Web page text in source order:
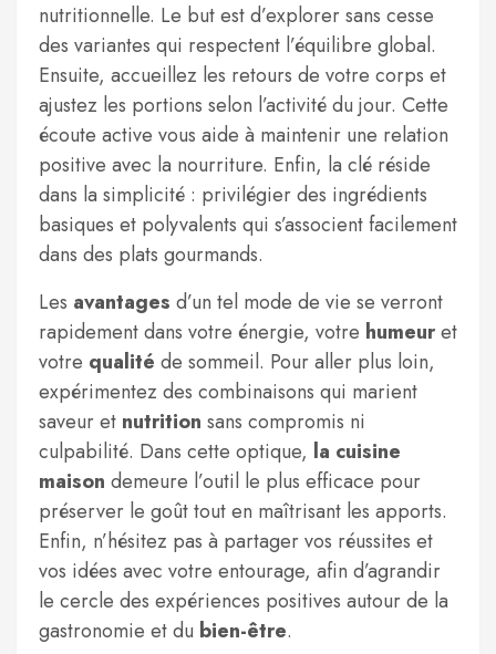
nutritionnelle. Le but est d’explorer sans cesse
des variantes qui respectent l’équilibre global.
Ensuite, accueillez les retours de votre corps et
ajustez les portions selon l’activité du jour. Cette
écoute active vous aide à maintenir une relation
positive avec la nourriture. Enfin, la clé réside
dans la simplicité : privilégier des ingrédients
basiques et polyvalents qui s’associent facilement
dans des plats gourmands.
Les avantages d’un tel mode de vie se verront
rapidement dans votre énergie, votre humeuret
votre qualité de sommeil. Pour aller plus loin,
expérimentez des combinaisons qui marient
saveur et nutrition sans compromis ni
culpabilité. Dans cette optique, la cuisine
maison demeure l’outil le plus efficace pour
préserver le goût tout en maîtrisant les apports.
Enfin, n’hésitez pas à partager vos réussites et
vos idées avec votre entourage, afin d’agrandir
le cercle des expériences positives autour de la
gastronomie et du bien-être.